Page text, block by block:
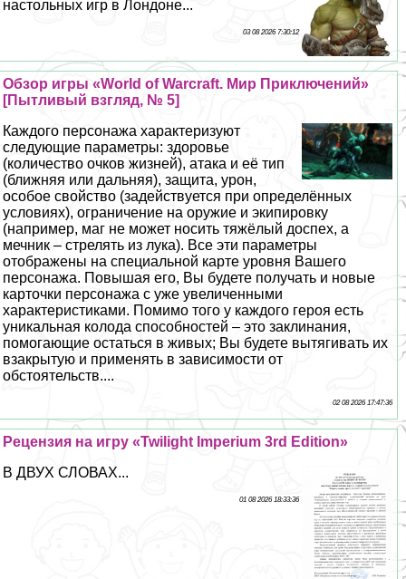
настольных игр в Лондоне...
03 08 2026 7:30:12
Обзор игры «World of Warcraft. Мир Приключений»
[Пытливый взгляд, № 5]
Каждого персонажа хаpaктеризуют
следующие параметры: здоровье
(количество очков жизней), атака и её тип
(ближняя или дальняя), защита, урон,
особое свойство (задействуется при определённых
условиях), ограничение на оружие и экипировку
(например, маг не может носить тяжёлый доспех, а
мечник – стрелять из лука). Все эти параметры
отображены на специальной карте уровня Вашего
персонажа. Повышая его, Вы будете получать и новые
карточки персонажа с уже увеличенными
хаpaктеристиками. Помимо того у каждого героя есть
уникальная колода способностей – это заклинания,
помогающие остаться в живых; Вы будете вытягивать их
взакрытую и применять в зависимости от
обстоятельств....
02 08 2026 17:47:36
Рецензия на игру «Twilight Imperium 3rd Edition»
В ДВУХ СЛОВАХ...
01 08 2026 18:33:36